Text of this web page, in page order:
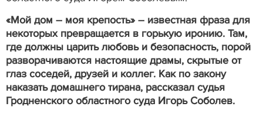
«Мой дом – моя крепость» – известная фраза для
некоторых превращается в горькую иронию. Там,
где должны царить любовь и безопасность, порой
разворачиваются настоящие драмы, скрытые от
глаз соседей, друзей и коллег. Как по закону
наказать домашнего тирана, рассказал судья
Гродненского областного суда Игорь Соболев.